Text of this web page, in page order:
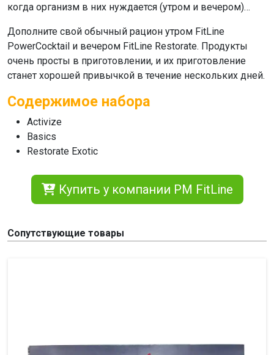
когда организм в них нуждается (утром и вечером)…
Дополните свой обычный рацион утром FitLine
PowerCocktail и вечером FitLine Restorate. Продукты
очень просты в приготовлении, и их приготовление
станет хорошей привычкой в ​​течение нескольких дней.
Содержимое набора
Activize
Basics
Restorate Exotic
Купить у компании PM FitLine
Сопутствующие товары